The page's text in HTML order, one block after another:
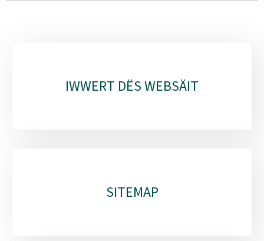
IWWERT DËS WEBSÄIT
SITEMAP